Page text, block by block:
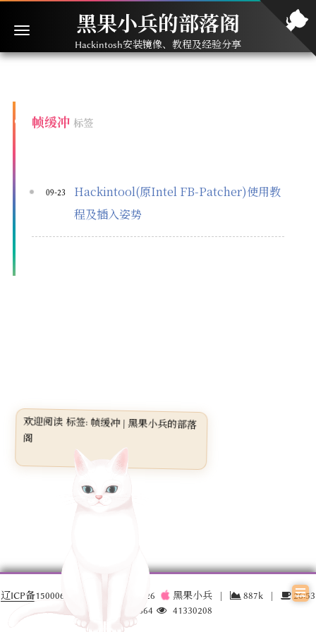
黑果小兵的部落阁
Hackintosh安装镜像、教程及经验分享
帧缓冲 标签
Hackintool(原Intel FB-Patcher)使用教
程及插入姿势
09-23
辽ICP备15000696号-3 2026 黑果小兵 | 887k |
26:53
17030664
41330208
欢迎阅读 标签: 帧缓冲 | 黑果小兵的部落
阁